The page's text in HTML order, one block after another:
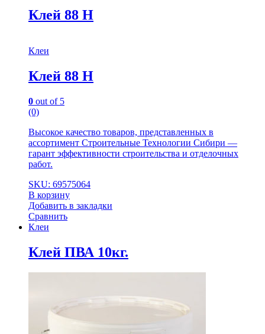
Клей 88 Н
Клеи
Клей 88 Н
0 out of 5
(0)
Высокое качество товаров, представленных в
ассортимент Строительные Технологии Сибири —
гарант эффективности строительства и отделочных
работ.
SKU: 69575064
В корзину
Добавить в закладки
Сравнить
Клеи
Клей ПВА 10кг.